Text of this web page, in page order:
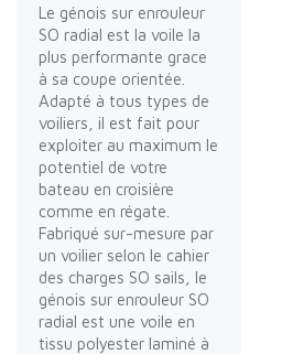
Le génois sur enrouleur
SO radial est la voile la
plus performante grace
à sa coupe orientée.
Adapté à tous types de
voiliers, il est fait pour
exploiter au maximum le
potentiel de votre
bateau en croisière
comme en régate.
Fabriqué sur-mesure par
un voilier selon le cahier
des charges SO sails, le
génois sur enrouleur SO
radial est une voile en
tissu polyester laminé à